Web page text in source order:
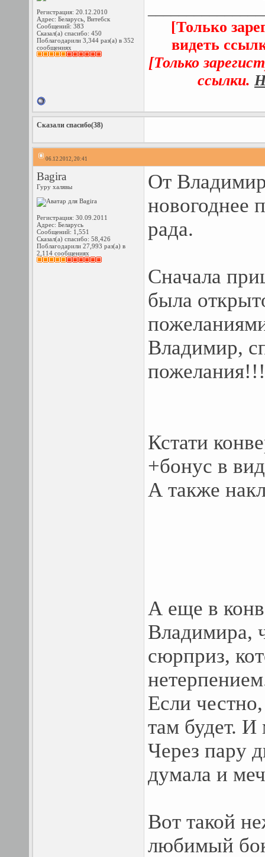
Регистрация: 20.12.2010
Адрес: Беларусь, Витебск
Сообщений: 383
Сказал(а) спасибо: 450
Поблагодарили 3,344 раз(а) в 352
сообщениях
[Только
видеть
[Только
ссылки.
Сказали спасибо(38)
06.12.2012, 20:41
Bagira
Гуру халявы
Регистрация: 30.09.2011
Адрес: Беларусь
Сообщений: 1,551
Сказал(а) спасибо: 58,426
Поблагодарили 27,993 раз(а) в
2,114 сообщениях
От
новогоднее
рада.
Сначала
была
Владимир,
Кстати
+бонус в
А также
А еще в
Владимира,
сюрприз,
Если
там будет. И
Через пару
думала и
Вот такой
любимый